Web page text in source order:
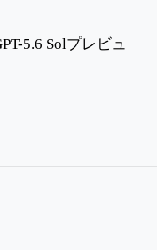
5.6 Solプレビュ